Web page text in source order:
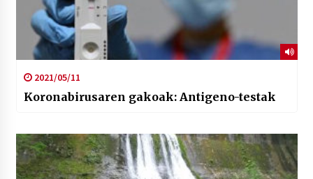
2021/05/11
Koronabirusaren gakoak: Antigeno-testak